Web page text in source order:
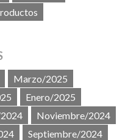
Marzo/2025
Enero/2025
Noviembre/2024
Septiembre/2024